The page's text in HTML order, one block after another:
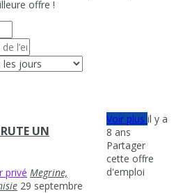
offre !
UN
privé Megrine,
29 septembre
Voir plusil y a
8 ans
Partager
cette offre
d'emploi